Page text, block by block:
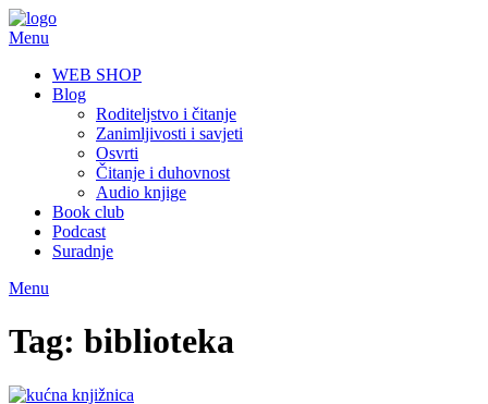
Skip
to
Menu
WEB SHOP
Blog
Roditeljstvo i čitanje
Zanimljivosti i savjeti
Osvrti
Čitanje i duhovnost
Audio knjige
Book club
Podcast
Suradnje
Menu
Tag: biblioteka